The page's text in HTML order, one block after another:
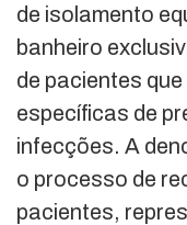
de isolamento
banheiro
de pacientes
específicas de
infecções. A
o processo de
pacientes,